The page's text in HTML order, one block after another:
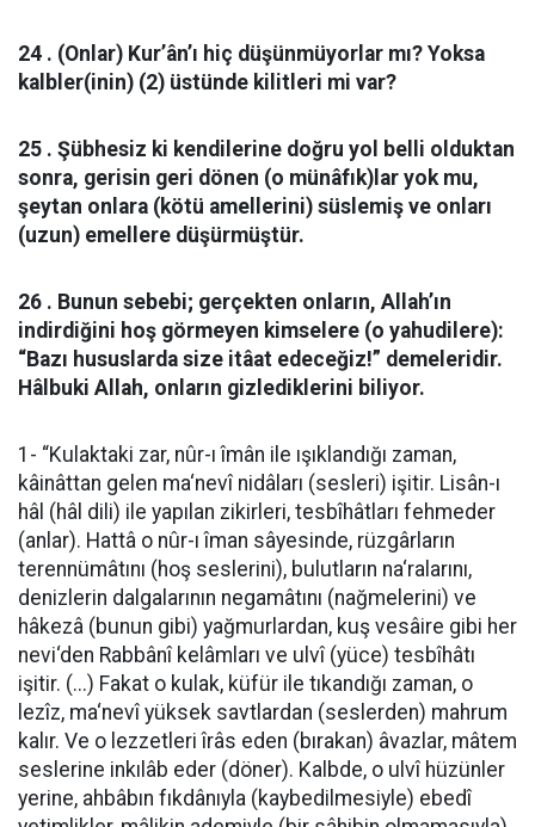
24 . (Onlar) Kur’ân’ı hiç düşünmüyorlar mı? Yoksa
kalbler(inin) (2) üstünde kilitleri mi var?
25 . Şübhesiz ki kendilerine doğru yol belli olduktan
sonra, gerisin geri dönen (o münâfık)lar yok mu,
şeytan onlara (kötü amellerini) süslemiş ve onları
(uzun) emellere düşürmüştür.
26 . Bunun sebebi; gerçekten onların, Allah’ın
indirdiğini hoş görmeyen kimselere (o yahudilere):
“Bazı hususlarda size itâat edeceğiz!” demeleridir.
Hâlbuki Allah, onların gizlediklerini biliyor.
1- “Kulaktaki zar, nûr-ı îmân ile ışıklandığı zaman,
kâinâttan gelen ma‘nevî nidâları (sesleri) işitir. Lisân-ı
hâl (hâl dili) ile yapılan zikirleri, tesbîhâtları fehmeder
(anlar). Hattâ o nûr-ı îman sâyesinde, rüzgârların
terennümâtını (hoş seslerini), bulutların na‘ralarını,
denizlerin dalgalarının negamâtını (nağmelerini) ve
hâkezâ (bunun gibi) yağmurlardan, kuş vesâire gibi her
nevi‘den Rabbânî kelâmları ve ulvî (yüce) tesbîhâtı
işitir. (...) Fakat o kulak, küfür ile tıkandığı zaman, o
lezîz, ma‘nevî yüksek savtlardan (seslerden) mahrum
kalır. Ve o lezzetleri îrâs eden (bırakan) âvazlar, mâtem
seslerine inkılâb eder (döner). Kalbde, o ulvî hüzünler
yerine, ahbâbın fıkdânıyla (kaybedilmesiyle) ebedî